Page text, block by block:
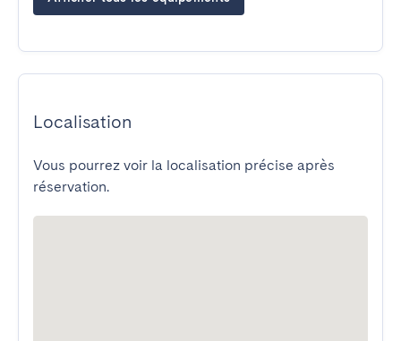
Localisation
Vous pourrez voir la localisation précise après
réservation.